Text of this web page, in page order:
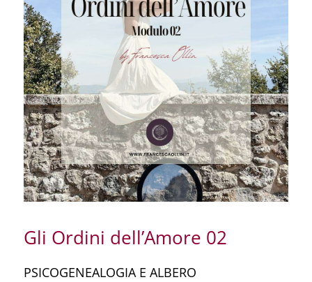
FEMMINILE ESSENZIALE
RISORSE GRATUITE
SHOP
IL MIO ACCOUNT
Gli Ordini dell’Amore 02
PSICOGENEALOGIA E ALBERO